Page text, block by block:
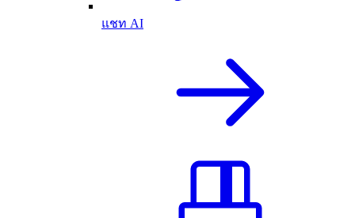
แชท AI